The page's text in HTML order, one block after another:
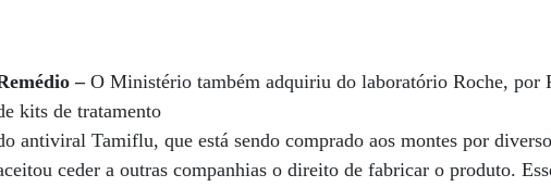
–O Ministério também adquiriu do laboratório Roche, por
kits de tratamento
antiviral Tamiflu, que está sendo comprado aos montes por
ceder a outras companhias o direito de fabricar o produto.